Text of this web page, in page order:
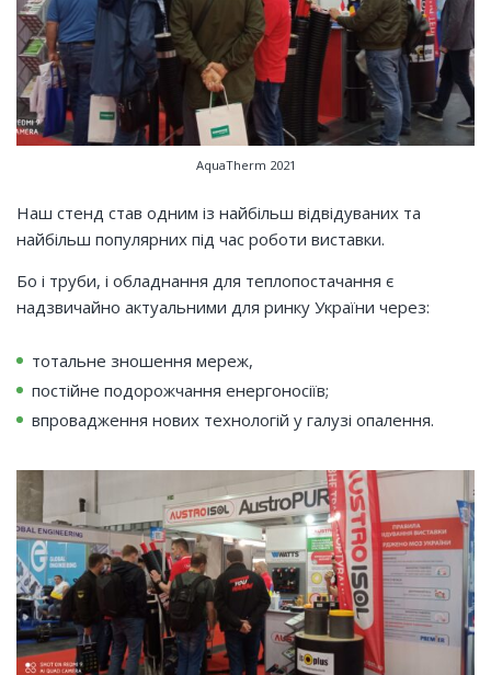
AquaTherm 2021
Наш стенд став одним із найбільш відвідуваних та
найбільш популярних під час роботи виставки.
Бо і труби, і обладнання для теплопостачання є
надзвичайно актуальними для ринку України через:
тотальне зношення мереж,
постійне подорожчання енергоносіїв;
впровадження нових технологій у галузі опалення.